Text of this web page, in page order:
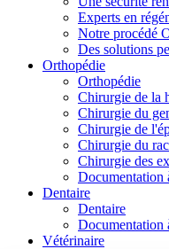
Experts en
Notre procédé
Des solutions
Orthopédie
Orthopédie
Chirurgie de la
Chirurgie du
Chirurgie de
Chirurgie du
Chirurgie des
Documentation
Dentaire
Dentaire
Documentation
Vétérinaire